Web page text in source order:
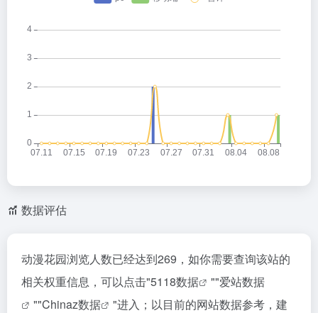
数据评估
动漫花园浏览人数已经达到269，如你需要查询该站的
相关权重信息，可以点击"5118数据 ""爱站数据
""Chinaz数据
"进入；以目前的网站数据参考，建